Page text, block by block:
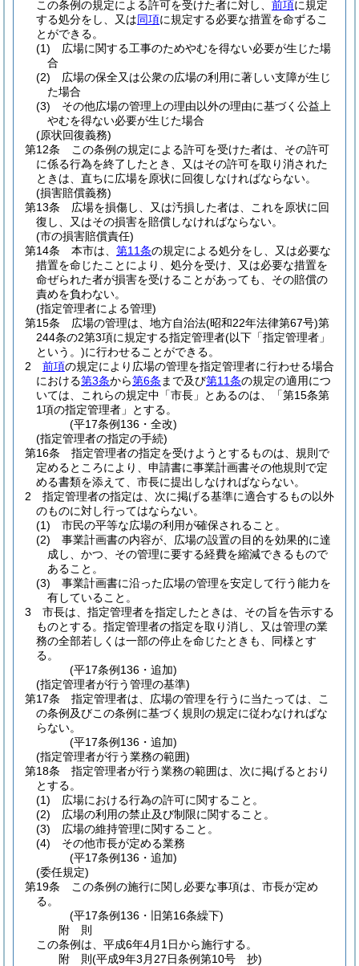
この条例の規定による許可を受けた者に対し、 前項に規定
する処分をし、又は同項に規定する必要な措置を命ずるこ
とができる。
(1)
広場に関する工事のためやむを得ない必要が生じた場
合
(2)
広場の保全又は公衆の広場の利用に著しい支障が生じ
た場合
(3)
その他広場の管理上の理由以外の理由に基づく公益上
やむを得ない必要が生じた場合
(原状回復義務)
第12条
この条例の規定による許可を受けた者は、その許可
に係る行為を終了したとき、又はその許可を取り消された
ときは、直ちに広場を原状に回復しなければならない。
(損害賠償義務)
第13条
広場を損傷し、又は汚損した者は、これを原状に回
復し、又はその損害を賠償しなければならない。
(市の損害賠償責任)
第14条
本市は、 第11条の規定による処分をし、又は必要な
措置を命じたことにより、処分を受け、又は必要な措置を
命ぜられた者が損害を受けることがあっても、その賠償の
責めを負わない。
(指定管理者による管理)
第15条
広場の管理は、地方自治法(昭和22年法律第67号)第
244条の2第3項に規定する指定管理者(以下「指定管理者」
という。)に行わせることができる。
2
前項の規定により広場の管理を指定管理者に行わせる場合
における第3条から第6条 まで及び第11条の規定の適用につ
いては、これらの規定中「市長」とあるのは、「第15条第
1項の指定管理者」とする。
(平17条例136・全改)
(指定管理者の指定の手続)
第16条
指定管理者の指定を受けようとするものは、規則で
定めるところにより、申請書に事業計画書その他規則で定
める書類を添えて、市長に提出しなければならない。
2
指定管理者の指定は、次に掲げる基準に適合するもの以外
のものに対し行ってはならない。
(1)
市民の平等な広場の利用が確保されること。
(2)
事業計画書の内容が、広場の設置の目的を効果的に達
成し、かつ、その管理に要する経費を縮減できるもので
あること。
(3)
事業計画書に沿った広場の管理を安定して行う能力を
有していること。
3
市長は、指定管理者を指定したときは、その旨を告示する
ものとする。 指定管理者の指定を取り消し、又は管理の業
務の全部若しくは一部の停止を命じたときも、同様とす
る。
(平17条例136・追加)
(指定管理者が行う管理の基準)
第17条
指定管理者は、広場の管理を行うに当たっては、こ
の条例及びこの条例に基づく規則の規定に従わなければな
らない。
(平17条例136・追加)
(指定管理者が行う業務の範囲)
第18条
指定管理者が行う業務の範囲は、次に掲げるとおり
とする。
(1)
広場における行為の許可に関すること。
(2)
広場の利用の禁止及び制限に関すること。
(3)
広場の維持管理に関すること。
(4)
その他市長が定める業務
(平17条例136・追加)
(委任規定)
第19条
この条例の施行に関し必要な事項は、市長が定め
る。
(平17条例136・旧第16条繰下)
附 則
この条例は、平成6年4月1日から施行する。
附 則(平成9年3月27日条例第10号 抄)